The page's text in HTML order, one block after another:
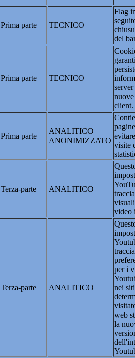
Prima parte TECNICO
Flag
del
Prima parte TECNICO
client.
Prima parte
ANALITICO
ANONIMIZZATO
visite
Terza-parte ANALITICO
video
Terza-parte ANALITICO
per i
nei
web
la